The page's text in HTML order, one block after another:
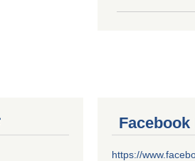
Facebook
https://